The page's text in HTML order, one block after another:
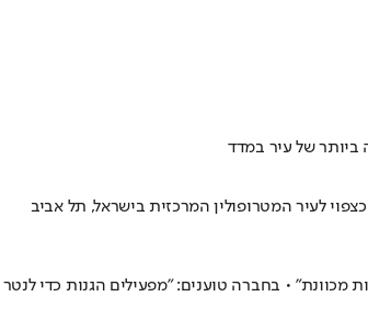
לעיר המטרופולין המרכזית בישראל, תל אביב
מכוונת" • בחברה טוענים: "מפעילים הגנות כדי לנטר